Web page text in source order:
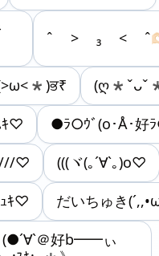
‎ˆ > ₃ <
♡ ●ﾗ○ｳﾞ(o･Å･好
♡ (((ヾ(｡´∀`｡)o♡
ｷ♡ だいちゅき
＠好b━━ぃ